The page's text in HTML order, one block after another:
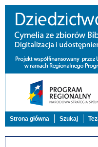
Strona główna Szukaj